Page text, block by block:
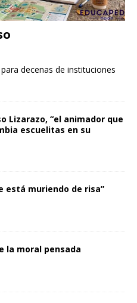
decenas de instituciones
Lizarazo, “el animador que
escuelitas en su
está muriendo de risa”
la moral pensada